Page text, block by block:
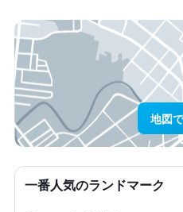
地図
一番人気のランドマーク